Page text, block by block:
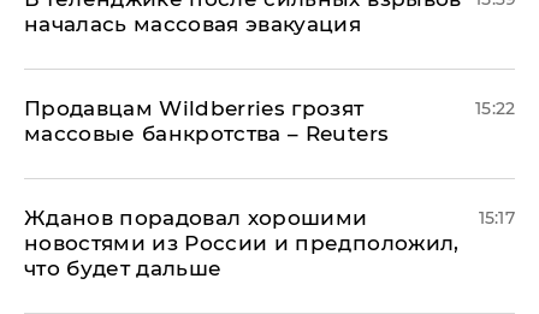
началась массовая эвакуация
Продавцам Wildberries грозят
массовые банкротства – Reuters
15:22
Жданов порадовал хорошими
новостями из России и предположил,
что будет дальше
15:17